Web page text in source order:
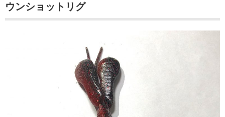
ウンショットリグ